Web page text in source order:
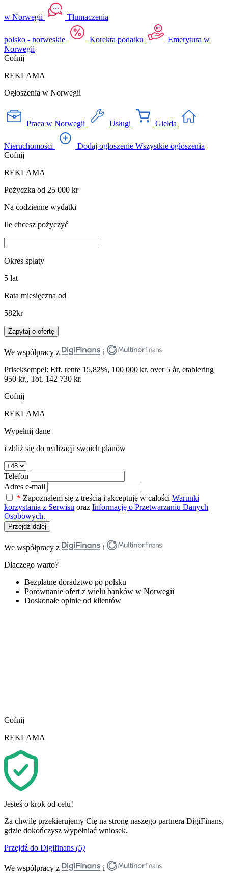
w Norwegii Tłumaczenia
polsko - norweskie Korekta podatku
Emerytura w
Norwegii
Cofnij
REKLAMA
Ogłoszenia w Norwegii
Praca w Norwegii Usługi Giełda
Nieruchomości Dodaj ogłoszenie Wszystkie ogłoszenia
Cofnij
REKLAMA
Pożyczka od 25 000 kr
Na codzienne wydatki
Ile chcesz pożyczyć
Okres spłaty
5 lat
Rata miesięczna od
582kr
Zapytaj o ofertę
We współpracy z
i
Priseksempel: Eff. rente 15,82%, 100 000 kr. over 5 år, etablering
950 kr., Tot. 142 730 kr.
Cofnij
REKLAMA
Wypełnij dane
i zbliż się do realizacji swoich planów
Telefon
Adres e-mail
* Zapoznałem się z treścią i akceptuję w całości Warunki
korzystania z Serwisu oraz Informację o Przetwarzaniu Danych
Osobowych.
Przejdź dalej
We współpracy z
i
Dlaczego warto?
Bezpłatne doradztwo po polsku
Porównanie ofert z wielu banków w Norwegii
Doskonałe opinie od klientów
Cofnij
REKLAMA
Jesteś o krok od celu!
Za chwilę przekierujemy Cię na stronę naszego partnera DigiFinans,
gdzie dokończysz wypełniać wniosek.
Przejdź do Digifinans (5)
We współpracy z i